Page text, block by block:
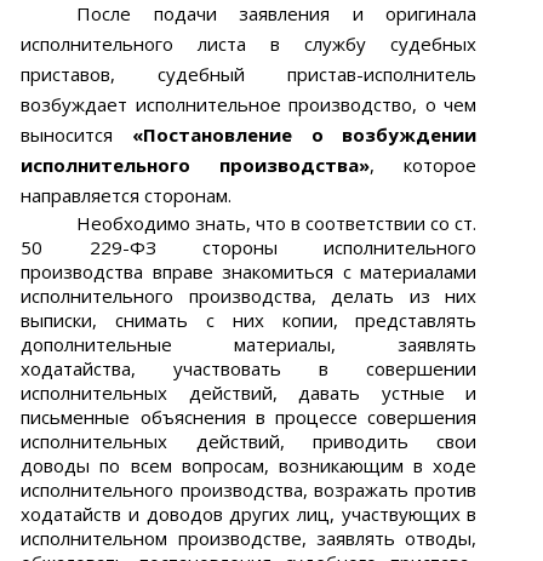
После подачи заявления и оригинала
исполнительного листа в службу судебных
приставов, судебный пристав-исполнитель
возбуждает исполнительное производство, о чем
выносится «Постановление о возбуждении
исполнительного производства», которое
направляется сторонам.
Необходимо знать, что в соответствии со ст.
50 229-ФЗ стороны исполнительного
производства вправе знакомиться с материалами
исполнительного производства, делать из них
выписки, снимать с них копии, представлять
дополнительные материалы, заявлять
ходатайства, участвовать в совершении
исполнительных действий, давать устные и
письменные объяснения в процессе совершения
исполнительных действий, приводить свои
доводы по всем вопросам, возникающим в ходе
исполнительного производства, возражать против
ходатайств и доводов других лиц, участвующих в
исполнительном производстве, заявлять отводы,